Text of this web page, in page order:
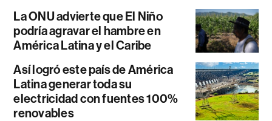
La ONU advierte que El Niño
podría agravar el hambre en
América Latina y el Caribe
Así logró este país de América
Latina generar toda su
electricidad con fuentes 100%
renovables